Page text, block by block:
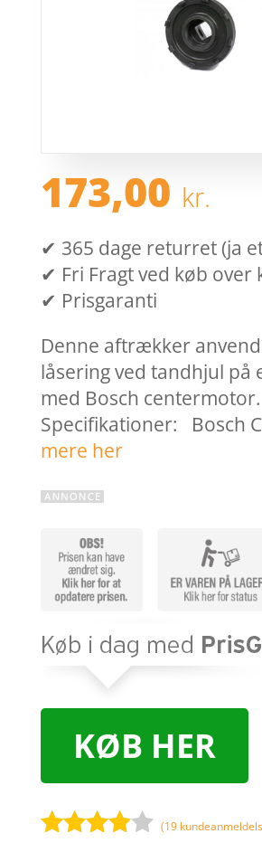
173,00 kr.
✔ 365 dage returret (ja
✔ Fri Fragt ved køb over
✔ Prisgaranti
Denne aftrækker
låsering ved tandhjul på
med Bosch centermotor.
Specifikationer: Bosch
mere her
KØB HER
(19